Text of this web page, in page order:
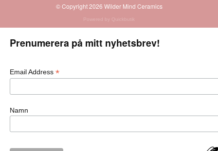
© Copyright 2026 Wilder Mind Ceramics
Powered by Quickbutik
Prenumerera på mitt nyhetsbrev!
Email Address *
Namn